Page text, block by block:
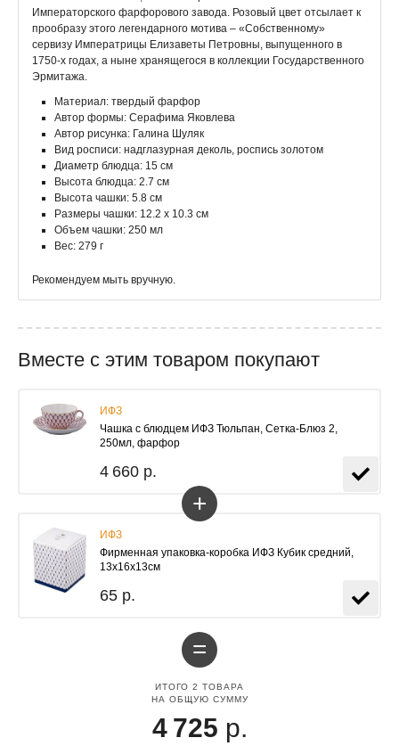
Императорского фарфорового завода. Розовый цвет отсылает к
прообразу этого легендарного мотива – «Собственному»
сервизу Императрицы Елизаветы Петровны, выпущенного в
1750-х годах, а ныне хранящегося в коллекции Государственного
Эрмитажа.
Материал: твердый фарфор
Автор формы: Серафима Яковлева
Автор рисунка: Галина Шуляк
Вид росписи: надглазурная деколь, роспись золотом
Диаметр блюдца: 15 см
Высота блюдца: 2.7 см
Высота чашки: 5.8 см
Размеры чашки: 12.2 х 10.3 см
Объем чашки: 250 мл
Вес: 279 г
Рекомендуем мыть вручную.
Вместе с этим товаром покупают
ИФЗ
Чашка с блюдцем ИФЗ Тюльпан, Сетка-Блюз 2,
250мл, фарфор
4 660 р.
+
ИФЗ
Фирменная упаковка-коробка ИФЗ Кубик средний,
13х16х13см
65 р.
=
ИТОГО 2 ТОВАРА
НА ОБЩУЮ СУММУ
4 725 р.